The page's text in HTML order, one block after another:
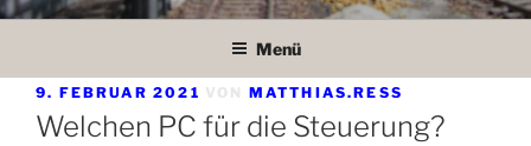
Menü
VERÖFFENTLICHT
AM
9. FEBRUAR 2021 MATTHIAS.RESS
Welchen PC für die Steuerung?